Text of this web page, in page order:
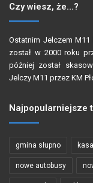
Czy wiesz, że…?
Ostatnim Jelczem M11
został w 2000 roku
później został
Jelczy M11 przez KM
Najpopularniejsze
gmina słupno
nowe autobusy